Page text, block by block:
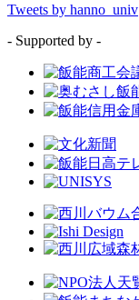
Tweets by hanno_univ
- Supported by -